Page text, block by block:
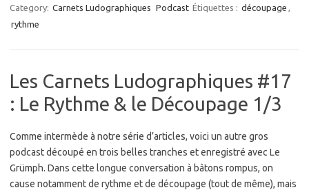
Category: Carnets Ludographiques Podcast Étiquettes : découpage ,
rythme
Les Carnets Ludographiques #17
: Le Rythme & le Découpage 1/3
Comme intermède à notre série d’articles, voici un autre gros
podcast découpé en trois belles tranches et enregistré avec Le
Grümph. Dans cette longue conversation à bâtons rompus, on
cause notamment de rythme et de découpage (tout de même), mais